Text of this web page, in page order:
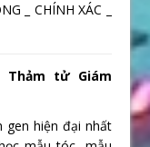
_ CHÍNH XÁC _
Thảm tử Giám
gen hiện đại nhất